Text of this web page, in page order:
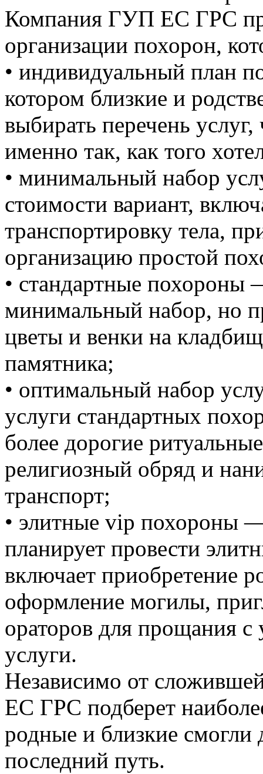
Компания ГУП ЕС ГРС
организации похорон,
• индивидуальный план
котором близкие и
выбирать перечень
именно так, как того
• минимальный набор
стоимости вариант,
транспортировку тела,
организацию простой
• стандартные похороны
минимальный набор, но
цветы и венки на
памятника;
• оптимальный набор
услуги стандартных
более дорогие
религиозный обряд и
транспорт;
• элитные vip похороны
планирует провести
включает приобретение
оформление могилы,
ораторов для прощания
услуги.
Независимо от
ЕС ГРС подберет
родные и близкие смогли
последний путь.